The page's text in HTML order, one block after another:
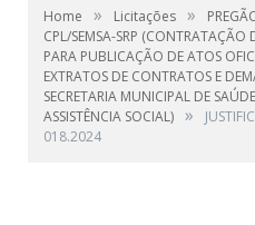
Home » Licitações »
CPL/SEMSA-SRP (CONTRATAÇÃO
PARA PUBLICAÇÃO DE ATOS
EXTRATOS DE CONTRATOS E
SECRETARIA MUNICIPAL DE
ASSISTÊNCIA SOCIAL) »
018.2024